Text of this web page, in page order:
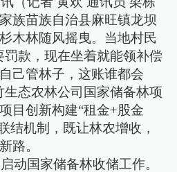
族苗族自治县麻旺镇龙坝
木林随风摇曳。当地村民
罚款，现在坐着就能领补偿
己管林子，这账谁都会
生态农林公司国家储备林项
目创新构建“租金+股金
结机制，既让林农增收，
路。
动国家储备林收储工作。